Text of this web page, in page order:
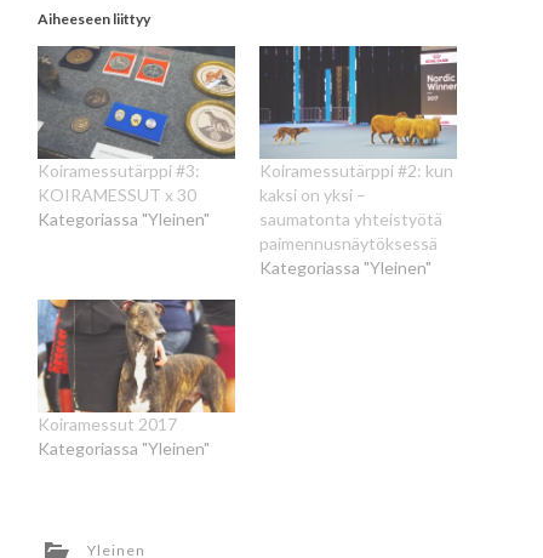
Aiheeseen liittyy
Koiramessutärppi #3:
KOIRAMESSUT x 30
Kategoriassa "Yleinen"
Koiramessutärppi #2: kun
kaksi on yksi –
saumatonta yhteistyötä
paimennusnäytöksessä
Kategoriassa "Yleinen"
Koiramessut 2017
Kategoriassa "Yleinen"
Yleinen